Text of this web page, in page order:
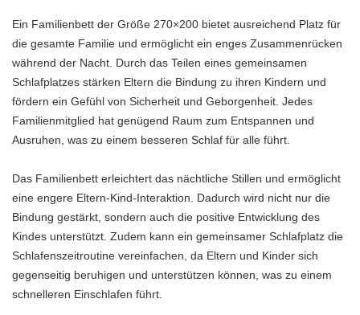
Ein Familienbett der Größe 270×200 bietet ausreichend Platz für
die gesamte Familie und ermöglicht ein enges Zusammenrücken
während der Nacht. Durch das Teilen eines gemeinsamen
Schlafplatzes stärken Eltern die Bindung zu ihren Kindern und
fördern ein Gefühl von Sicherheit und Geborgenheit. Jedes
Familienmitglied hat genügend Raum zum Entspannen und
Ausruhen, was zu einem besseren Schlaf für alle führt.
Das Familienbett erleichtert das nächtliche Stillen und ermöglicht
eine engere Eltern-Kind-Interaktion. Dadurch wird nicht nur die
Bindung gestärkt, sondern auch die positive Entwicklung des
Kindes unterstützt. Zudem kann ein gemeinsamer Schlafplatz die
Schlafenszeitroutine vereinfachen, da Eltern und Kinder sich
gegenseitig beruhigen und unterstützen können, was zu einem
schnelleren Einschlafen führt.